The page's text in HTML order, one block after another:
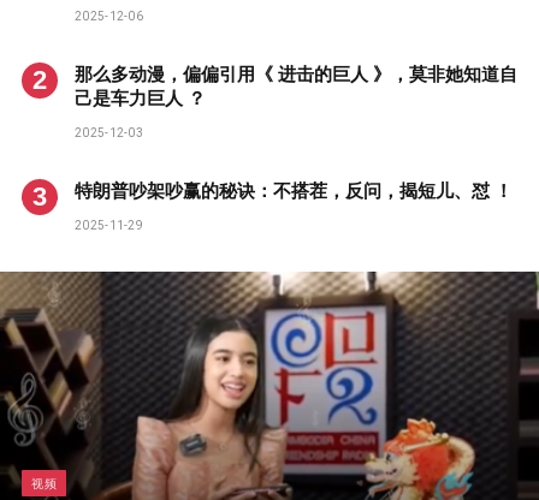
2025-12-06
那么多动漫，偏偏引用《 进击的巨人 》，莫非她知道自
己是车力巨人 ？
2025-12-03
特朗普吵架吵赢的秘诀：不搭茬，反问，揭短儿、怼 ！
2025-11-29
视频